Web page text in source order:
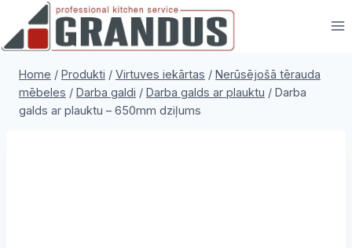
content
Home / Produkti / Virtuves iekārtas / Nerūsējošā tērauda
mēbeles / Darba galdi / Darba galds ar plauktu / Darba
galds ar plauktu – 650mm dziļums